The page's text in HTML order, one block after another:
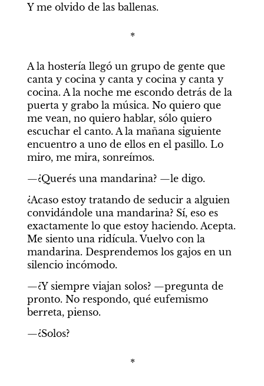
Y me olvido de las ballenas.
*
A la hostería llegó un grupo de gente que
canta y cocina y canta y cocina y canta y
cocina. A la noche me escondo detrás de la
puerta y grabo la música. No quiero que
me vean, no quiero hablar, sólo quiero
escuchar el canto. A la mañana siguiente
encuentro a uno de ellos en el pasillo. Lo
miro, me mira, sonreímos.
—¿Querés una mandarina? —le digo.
¿Acaso estoy tratando de seducir a alguien
convidándole una mandarina? Sí, eso es
exactamente lo que estoy haciendo. Acepta.
Me siento una ridícula. Vuelvo con la
mandarina. Desprendemos los gajos en un
silencio incómodo.
—¿Y siempre viajan solos? —pregunta de
pronto. No respondo, qué eufemismo
berreta, pienso.
—¿Solos?
*